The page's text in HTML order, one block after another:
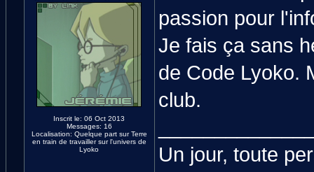
Inscrit le: 06 Oct 2013
Messages: 16
Localisation: Quelque part sur Terre
en train de travailler sur l'univers de
Lyoko
passion pour
Je fais ça sans
de Code Lyoko.
club.
Un jour, toute